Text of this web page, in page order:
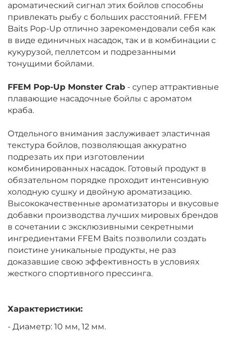
ароматический сигнал этих бойлов способны
привлекать рыбу с больших расстояний. FFEM
Baits Pop-Up отлично зарекомендовали себя как
в виде единичных насадок, так и в комбинации с
кукурузой, пеллетсом и подрезанными
тонущими бойлами.
FFEM Pop-Up Monster Crab - супер аттрактивные
плавающие насадочные бойлы с ароматом
краба.
Отдельного внимания заслуживает эластичная
текстура бойлов, позволяющая аккуратно
подрезать их при изготовлении
комбинированных насадок. Готовый продукт в
обязательном порядке проходит интенсивную
холодную сушку и двойную ароматизацию.
Высококачественные ароматизаторы и вкусовые
добавки производства лучших мировых брендов
в сочетании с эксклюзивными секретными
ингредиентами FFEM Baits позволили создать
поистине уникальные продукты, не раз
доказавшие свою эффективность в условиях
жесткого спортивного прессинга.
Характеристики:
- Диаметр: 10 мм, 12 мм.